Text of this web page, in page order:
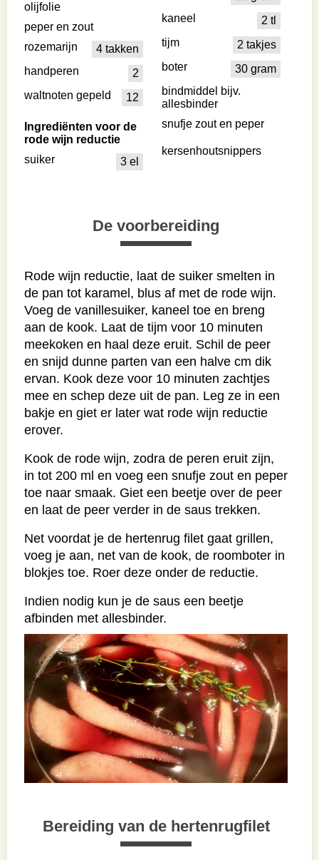
olijfolie
peper en zout
rozemarijn
4 takken
handperen
2
waltnoten gepeld
12
Ingrediënten voor de
rode wijn reductie
suiker
3 el
kaneel
2 tl
tijm
2 takjes
boter
30 gram
bindmiddel bijv.
allesbinder
snufje zout en peper
kersenhoutsnippers
De voorbereiding
Rode wijn reductie, laat de suiker smelten in
de pan tot karamel, blus af met de rode wijn.
Voeg de vanillesuiker, kaneel toe en breng
aan de kook. Laat de tijm voor 10 minuten
meekoken en haal deze eruit. Schil de peer
en snijd dunne parten van een halve cm dik
ervan. Kook deze voor 10 minuten zachtjes
mee en schep deze uit de pan. Leg ze in een
bakje en giet er later wat rode wijn reductie
erover.
Kook de rode wijn, zodra de peren eruit zijn,
in tot 200 ml en voeg een snufje zout en peper
toe naar smaak. Giet een beetje over de peer
en laat de peer verder in de saus trekken.
Net voordat je de hertenrug filet gaat grillen,
voeg je aan, net van de kook, de roomboter in
blokjes toe. Roer deze onder de reductie.
Indien nodig kun je de saus een beetje
afbinden met allesbinder.
Bereiding van de hertenrugfilet